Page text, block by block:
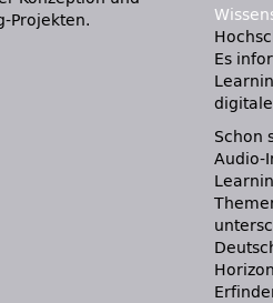
Projekten.
Es
Schon
Audio-